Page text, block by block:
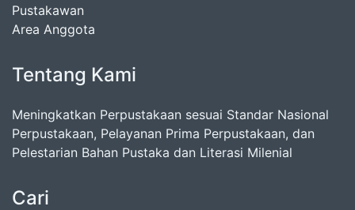
Pustakawan
Area Anggota
Tentang Kami
Meningkatkan Perpustakaan sesuai Standar Nasional
Perpustakaan, Pelayanan Prima Perpustakaan, dan
Pelestarian Bahan Pustaka dan Literasi Milenial
Cari